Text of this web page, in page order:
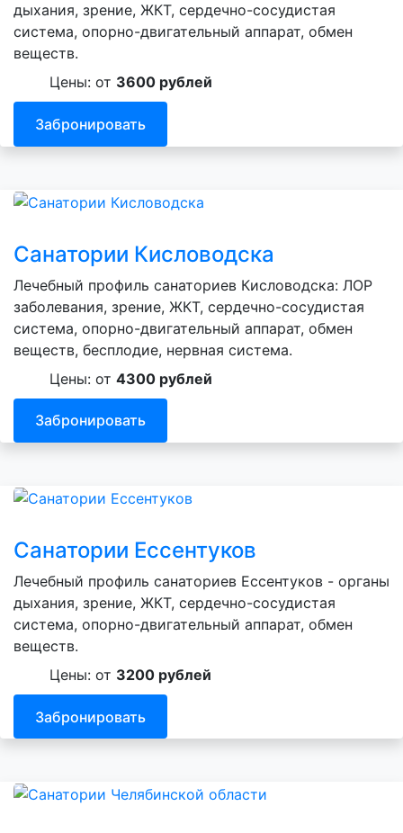
дыхания, зрение, ЖКТ, сердечно-сосудистая
система, опорно-двигательный аппарат, обмен
веществ.
Цены: от 3600 рублей
Забронировать
Санатории Кисловодска
Лечебный профиль санаториев Кисловодска: ЛОР
заболевания, зрение, ЖКТ, сердечно-сосудистая
система, опорно-двигательный аппарат, обмен
веществ, бесплодие, нервная система.
Цены: от 4300 рублей
Забронировать
Санатории Ессентуков
Лечебный профиль санаториев Ессентуков - органы
дыхания, зрение, ЖКТ, сердечно-сосудистая
система, опорно-двигательный аппарат, обмен
веществ.
Цены: от 3200 рублей
Забронировать